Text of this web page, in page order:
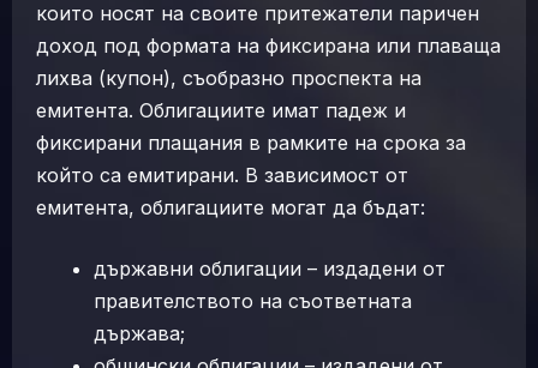
които носят на своите притежатели паричен
доход под формата на фиксирана или плаваща
лихва (купон), съобразно проспекта на
емитента. Облигациите имат падеж и
фиксирани плащания в рамките на срока за
който са емитирани. В зависимост от
емитента, облигациите могат да бъдат:
държавни облигации – издадени от
правителството на съответната
държава;